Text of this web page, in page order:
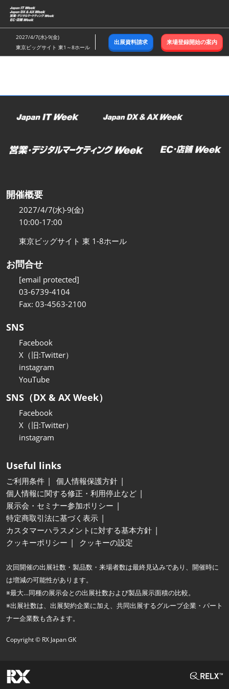
ス
キ
ッ
し
む
2027/4/7(水)-9(金)
東京ビッグサイト 東1～8ホール
出展資料請求 来場登録開始の案内
開催概要
2027/4/7(水)-9(金)
10:00-17:00
東京ビッグサイト 東 1-8ホール
お問合せ
[email protected]
03-6739-4104
Fax: 03-4563-2100
SNS
Facebook
X（旧:Twitter）
instagram
YouTube
SNS（DX & AX Week）
Facebook
X（旧:Twitter）
instagram
Useful links
ご利用条件
個人情報保護方針
個人情報に関する修正・利用停止など
展示会・セミナー参加ポリシー
特定商取引法に基づく表示
カスタマーハラスメントに対する基本方針
クッキーポリシー
クッキーの設定
次回開催の出展社数・製品数・来場者数は最終見込みであり、開催時に
は増減の可能性があります。
※最大…同種の展示会との出展社数および製品展示面積の比較。
※出展社数は、出展契約企業に加え、共同出展するグループ企業・パート
ナー企業数も含みます。
Copyright © RX Japan GK